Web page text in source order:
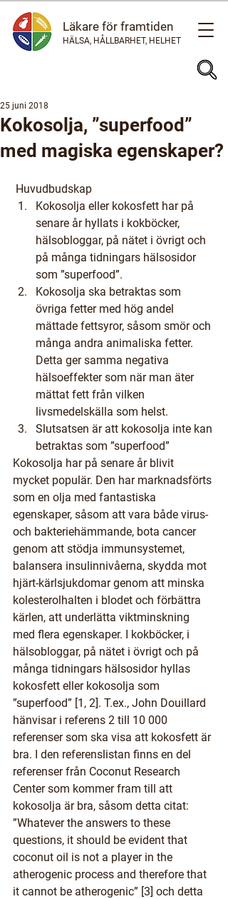
Läkare för framtiden
HÄLSA, HÅLLBARHET, HELHET
Kokosolja, ”superfood”
med magiska egenskaper?
25 juni 2018
Huvudbudskap
Kokosolja eller kokosfett har på
senare år hyllats i kokböcker,
hälsobloggar, på nätet i övrigt och
på många tidningars hälsosidor
som ”superfood”.
Kokosolja ska betraktas som
övriga fetter med hög andel
mättade fettsyror, såsom smör och
många andra animaliska fetter.
Detta ger samma negativa
hälsoeffekter som när man äter
mättat fett från vilken
livsmedelskälla som helst.
Slutsatsen är att kokosolja inte kan
betraktas som ”superfood”
Kokosolja har på senare år blivit
mycket populär. Den har marknadsförts
som en olja med fantastiska
egenskaper, såsom att vara både virus-
och bakteriehämmande, bota cancer
genom att stödja immunsystemet,
balansera insulinnivåerna, skydda mot
hjärt-kärlsjukdomar genom att minska
kolesterolhalten i blodet och förbättra
kärlen, att underlätta viktminskning
med flera egenskaper. I kokböcker, i
hälsobloggar, på nätet i övrigt och på
många tidningars hälsosidor hyllas
kokosfett eller kokosolja som
”superfood” [1, 2]. T.ex., John Douillard
hänvisar i referens 2 till 10 000
referenser som ska visa att kokosfett är
bra. I den referenslistan finns en del
referenser från Coconut Research
Center som kommer fram till att
kokosolja är bra, såsom detta citat:
”Whatever the answers to these
questions, it should be evident that
coconut oil is not a player in the
atherogenic process and therefore that
it cannot be atherogenic” [3] och detta